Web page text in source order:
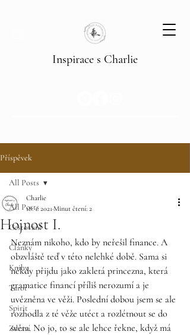
Inspirace s Charlie
Příspěvek
All Posts
Cestování
Články
Knihy
Tarot
Spirit
Zdraví
All Posts
Hojnost I.
Charlie
18. 1. 2021 Minut čtení: 2
Neznám nikoho, kdo by neřešil finance. A
obzvláště teď v této nelehké době. Sama si
někdy přijdu jako zakletá princezna, která
gramatice financí příliš nerozumí a je
uvězněna ve věži. Poslední dobou jsem se ale
rozhodla z té věže utéct a rozlétnout se do
světa. No jo, to se ale lehce řekne, když má